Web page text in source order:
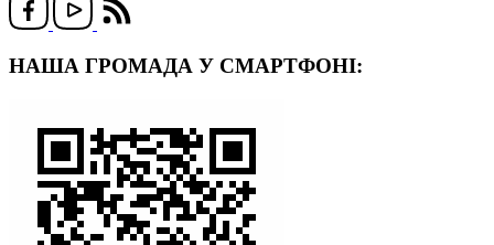
НАША ГРОМАДА У СМАРТФОНІ: